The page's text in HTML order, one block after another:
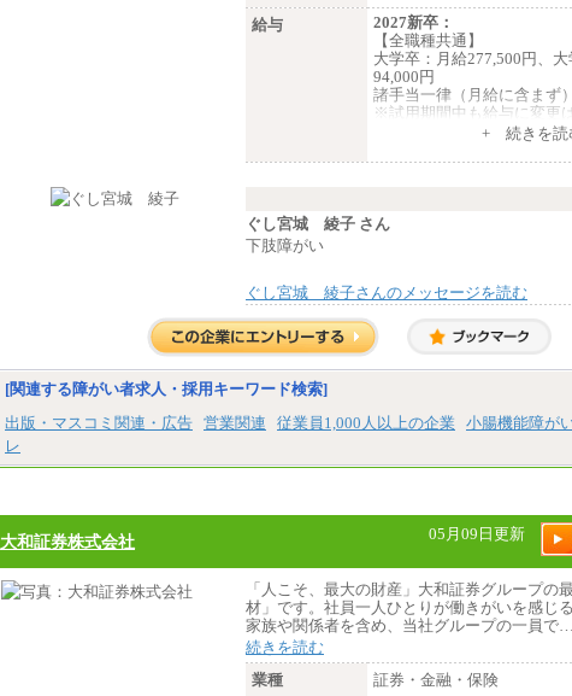
・専門・短大卒／月給
円 ※勤務地により異なる。
〈東京・神奈
000 円 〈大阪・兵庫〉
〈愛知〉
〈福岡〉185,000円
※基本給のみ（地域手当なし
月給250,000円～(※1)、
・月給は一律地域手当を含
（※1…36,000円、
・試用期間中も給与変更なし
◆正社員/基幹職
〈愛知〉月給194,500 円～
・一律地域手当なし
◆契約社員
月給187,500円～(※1)、
0,500円～(※3)、170,500～
～（※5）
※1…東京都、埼玉県、千葉
※2…大阪府、京都府、兵庫
※4…北海道、宮城県、栃木
野県、新潟県、富山県、石
給与
2027新卒：
【全職種共通】
大学卒：月給277,500円、
94,000円
諸手当一律（月給に含まず
※試用期間中も給与に変更
月給370,000円～
※試用期間中も給与に変更
+ 続きを読
ぐし宮城 綾子 さん
下肢障がい
ぐし宮城 綾子さんのメッセージを読む
[関連する障がい者求人・採用キーワード検索]
出版・マスコミ関連・広告 営業関連 従業員1,000人以上の企業 小腸機能障が
レ
大和証券株式会社 05月09日更新
「人こそ、最大の財産」大和証券グループの
材」です。社員一人ひとりが働きがいを感じ
家族や関係者を含め、当社グループの一員で…
続きを読む
業種
証券・金融・保険